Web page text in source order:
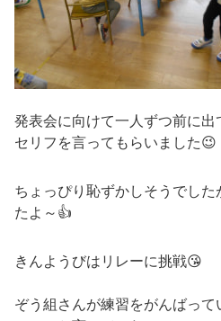
発表会に向けて一人ずつ前に
セリフを言ってもらいました😉
ちょっぴり恥ずかしそうでし
たよ～👍
きんようびはリレーに挑戦😘
ぞう組さんが練習をがんばっ